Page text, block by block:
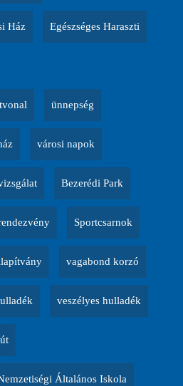
Ház Egészséges Haraszti
ünnepség
városi napok
Bezerédi Park
Sportcsarnok
vagabond korzó
veszélyes hulladék
Általános Iskola